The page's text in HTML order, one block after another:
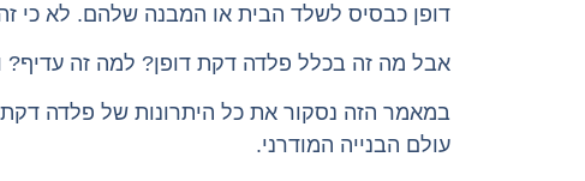
דופן כבסיס לשלד הבית או המבנה שלהם. לא כי
אבל מה זה בכלל פלדה דקת דופן? למה זה
במאמר הזה נסקור את כל היתרונות של פלדה
עולם הבנייה המודרני.